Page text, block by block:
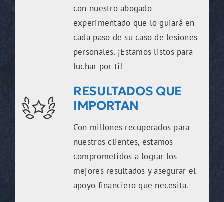
con nuestro abogado
experimentado que lo guiará en
cada paso de su caso de lesiones
personales. ¡Estamos listos para
luchar por ti!
RESULTADOS QUE
IMPORTAN
Con millones recuperados para
nuestros clientes, estamos
comprometidos a lograr los
mejores resultados y asegurar el
apoyo financiero que necesita.